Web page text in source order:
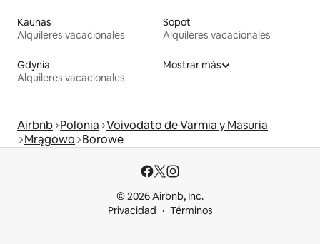
Kaunas
Alquileres vacacionales
Sopot
Alquileres vacacionales
Gdynia
Alquileres vacacionales
Mostrar más
Airbnb Polonia Voivodato de Varmia y Masuria
Mrągowo Borowe
© 2026 Airbnb, Inc.
Privacidad
Términos